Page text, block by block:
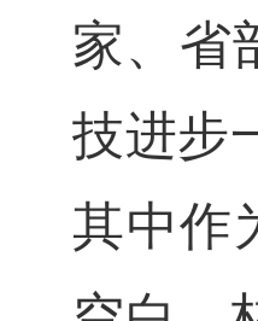
家、省
技进步
其中作